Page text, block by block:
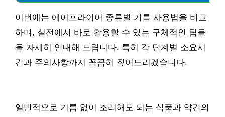
이번에는 에어프라이어 종류별 기름 사용법을 비교
하며, 실전에서 바로 활용할 수 있는 구체적인 팁들
을 자세히 안내해 드립니다. 특히 각 단계별 소요시
간과 주의사항까지 꼼꼼히 짚어드리겠습니다.
일반적으로 기름 없이 조리해도 되는 식품과 약간의